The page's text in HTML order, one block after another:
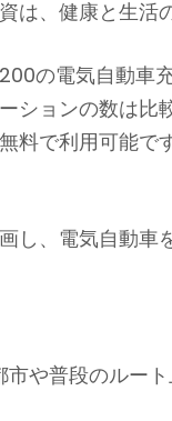
は、健康と生
の電気自動車
ションの数は
料で利用可能
し、電気自動
や普段のルー